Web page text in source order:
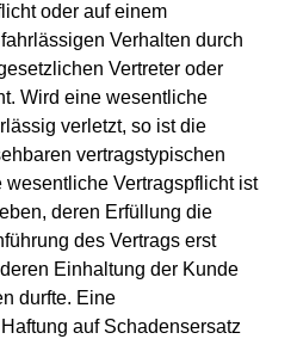
oder auf einem
Verhalten durch
Vertreter oder
Wird eine wesentliche
verletzt, so ist die
vertragstypischen
Vertragspflicht ist
deren Erfüllung die
des Vertrags erst
Einhaltung der Kunde
durfte. Eine
auf Schadensersatz